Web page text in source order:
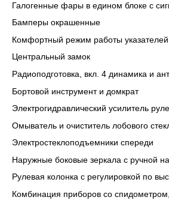
Галогенные фары в едином блоке с
Бамперы окрашенные
Комфортный режим работы
Центральный замок
Радиоподготовка, вкл. 4 динамика и
Бортовой инструмент и домкрат
Электрогидравлический усилитель
Омыватель и очиститель лобового
Электростеклоподъемники спереди
Наружные боковые зеркала с ручной
Рулевая колонка с регулировкой по
Комбинация приборов со